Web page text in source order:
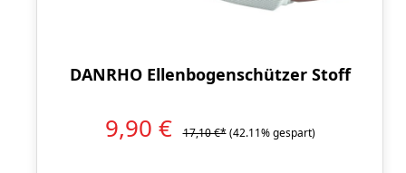
DANRHO Ellenbogenschützer Stoff
9,90 € 17,10 €* (42.11% gespart)